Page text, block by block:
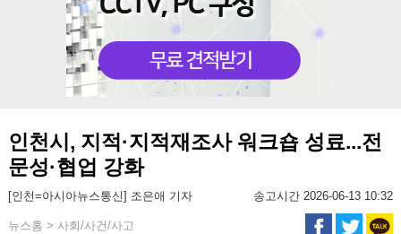
인천시, 지적·지적재조사 워크숍 성료...전
문성·협업 강화
[인천=아시아뉴스통신] 조은애 기자 송고시간 2026-06-13 10:32
뉴스홈 > 사회/사건/사고